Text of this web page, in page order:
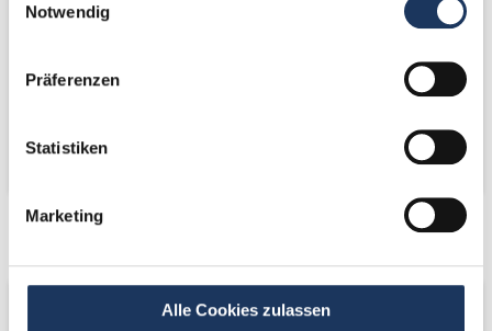
Notwendig
Präferenzen
Statistiken
Marketing
Alle Cookies zulassen
Netzwerk-Partner